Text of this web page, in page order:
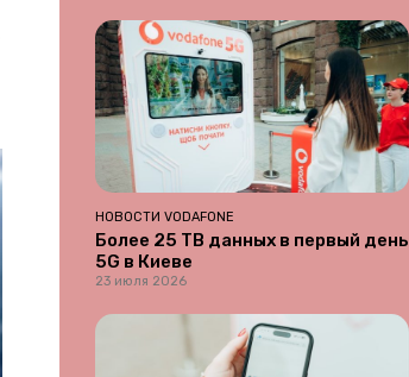
НОВОСТИ VODAFONE
Более 25 ТВ данных в первый день
5G в Киеве
23 июля 2026